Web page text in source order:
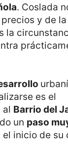
. Coslada
y de
la
es el
al Barrio del
un paso
el inicio de su